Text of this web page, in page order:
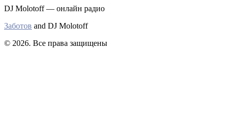
DJ Molotoff — онлайн радио
Заботов and DJ Molotoff
© 2026. Все права защищены